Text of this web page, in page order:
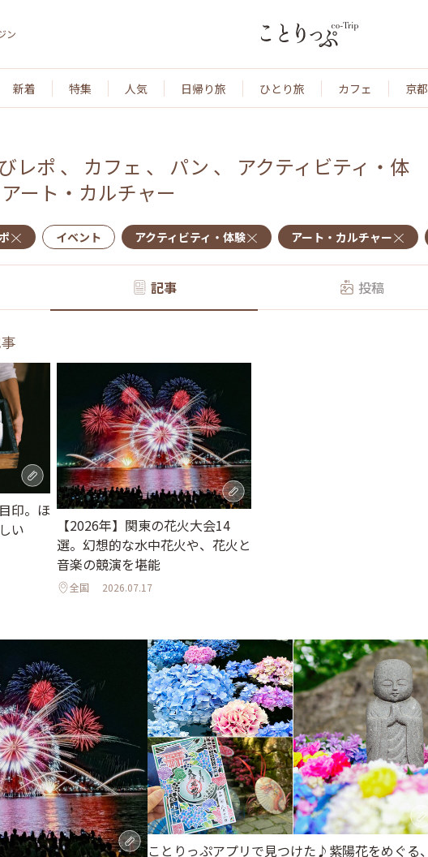
ン
新着 特集 人気 日帰り旅 ひとり旅 カフェ 京都
レポ 、 カフェ 、 パン 、 アクティビティ・体
アート・カルチャー
イベント アクティビティ・体験 アート・カルチャー
記事 投稿
印。ほ
い
【2026年】関東の花火大会14
選。幻想的な水中花火や、花火と
音楽の競演を堪能
全国 2026.07.17
ことりっぷアプリで見つけた♪紫陽花をめぐる、